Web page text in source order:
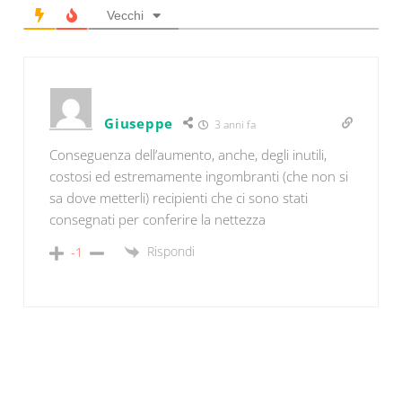
Vecchi
Giuseppe 3 anni fa
Conseguenza dell’aumento, anche, degli inutili,
costosi ed estremamente ingombranti (che non si
sa dove metterli) recipienti che ci sono stati
consegnati per conferire la nettezza
-1 Rispondi